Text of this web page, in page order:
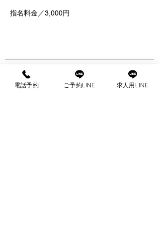
指名料金／3,000円
出張マッサージ com
ご予約はこちらから
電話予約 ご予約LINE 求人用LINE